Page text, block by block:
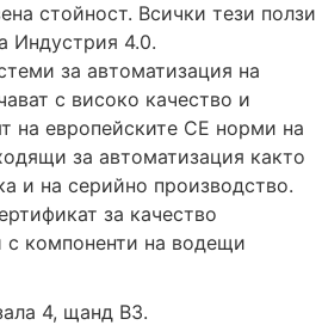
стойност. Всички тези ползи
Индустрия 4.0.
за автоматизация на
с високо качество и
на европейските CE норми на
за автоматизация както
и на серийно производство.
за качество
с компоненти на водещи
4, щанд B3.